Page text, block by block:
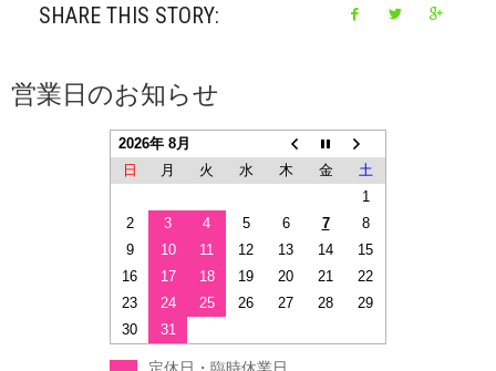
SHARE THIS STORY:
営業日のお知らせ
2026年 8月
日
月 火 水 木 金
土
1
2
3 4 5 6 7
8
9
10 11 12 13 14
15
16
17 18 19 20 21
22
23
24 25 26 27 28
29
30
31